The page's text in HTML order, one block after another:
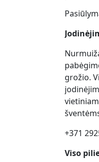
grožio.
+371
Viso